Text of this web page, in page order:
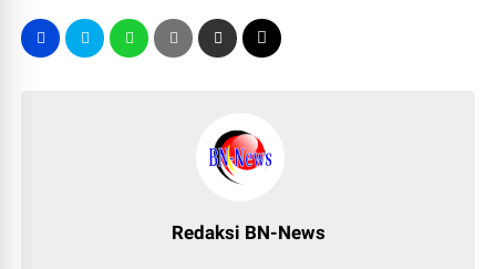
Redaksi BN-News